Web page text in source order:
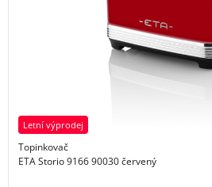
Letní výprodej
Topinkovač
ETA Storio 9166 90030 červený